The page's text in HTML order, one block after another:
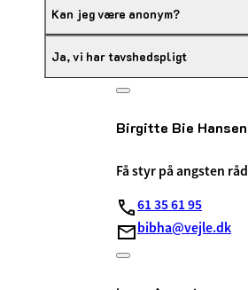
Kan jeg være anonym?
Ja, vi har tavshedspligt
Birgitte Bie Hansen
Få styr på angsten
61 35 61 95
bibha@vejle.dk